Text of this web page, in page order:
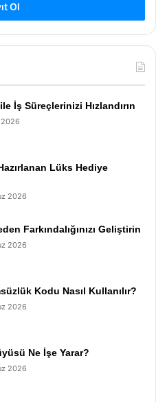
Ol
İş Süreçlerinizi Hızlandırın
Lüks Hediye
2026
Farkındalığınızı Geliştirin
2026
Kodu Nasıl Kullanılır?
2026
Ne İşe Yarar?
2026